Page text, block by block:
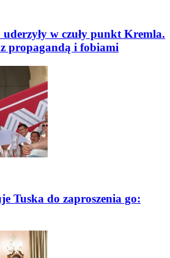
uderzyły w czuły punkt Kremla.
propagandą i fobiami
Tuska do zaproszenia go: